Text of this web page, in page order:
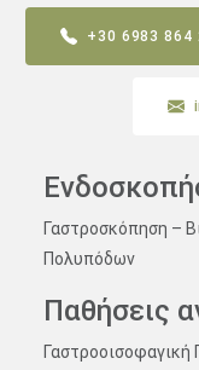
+30 6983 864
Γαστροσκόπηση –
Πολυπόδων
Παθήσεις